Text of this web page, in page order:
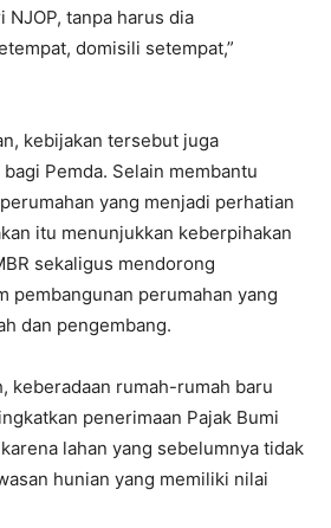
NJOP, tanpa harus dia
domisili setempat,”
kebijakan tersebut juga
Pemda. Selain membantu
yang menjadi perhatian
itu menunjukkan keberpihakan
sekaligus mendorong
pembangunan perumahan yang
dan pengembang.
keberadaan rumah-rumah baru
penerimaan Pajak Bumi
lahan yang sebelumnya tidak
hunian yang memiliki nilai